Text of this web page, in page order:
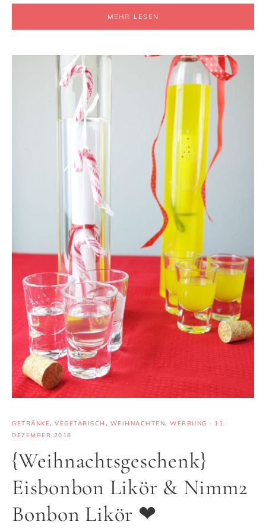
MEHR LESEN
GETRÄNKE, VEGETARISCH , WEIHNACHTEN, WERBUNG · 11.
DEZEMBER 2016
{Weihnachtsgeschenk}
Eisbonbon Likör & Nimm2
Bonbon Likör ❤